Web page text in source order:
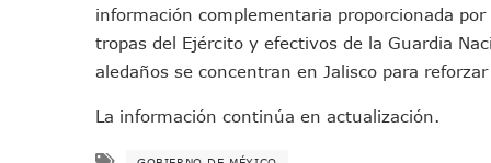
Buscan Reducir Riesgos
Plantean “Ley Don
Vecinos De La Playita
Asesinan En Oaxaca Al
información complementaria proporcionada
tropas del Ejército y efectivos de la Guardia
aledaños se concentran en Jalisco para
La información continúa en actualización.